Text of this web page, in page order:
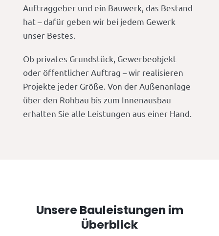
Auftraggeber und ein Bauwerk, das Bestand
hat – dafür geben wir bei jedem Gewerk
unser Bestes.
Ob privates Grundstück, Gewerbeobjekt
oder öffentlicher Auftrag – wir realisieren
Projekte jeder Größe. Von der Außenanlage
über den Rohbau bis zum Innenausbau
erhalten Sie alle Leistungen aus einer Hand.
Unsere Bauleistungen im
Überblick